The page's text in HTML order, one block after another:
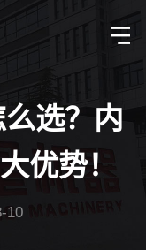
选？内
优势！
10